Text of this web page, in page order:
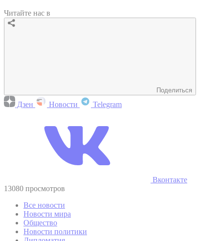
Читайте нас в
Поделиться
Дзен Новости Telegram
Вконтакте
13080 просмотров
Все новости
Новости мира
Общество
Новости политики